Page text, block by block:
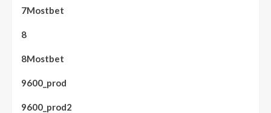
7Mostbet
8
8Mostbet
9600_prod
9600_prod2